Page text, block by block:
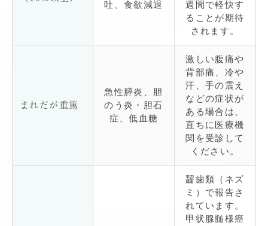
吐、食欲減退
週間で軽快す
ることが期待
されます。
まれだが重篤
急性膵炎、胆
のう炎・胆石
症、低血糖
激しい腹痛や
背部痛、冷や
汗、手の震え
などの症状が
ある場合は、
直ちに医療機
関を受診して
ください。
齧歯類（ネズ
ミ）で報告さ
れています。
甲状腺髄様癌